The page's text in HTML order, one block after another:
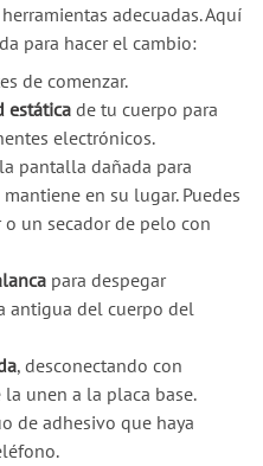
adecuadas. Aquí
para hacer el cambio:
de comenzar.
estática de tu cuerpo para
electrónicos.
pantalla dañada para
en su lugar. Puedes
un secador de pelo con
para despegar
antigua del cuerpo del
, desconectando con
unen a la placa base.
de adhesivo que haya